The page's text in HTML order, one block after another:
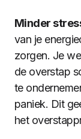
Minder
van je
zorgen. Je
de overstap
te
paniek. Dit
het